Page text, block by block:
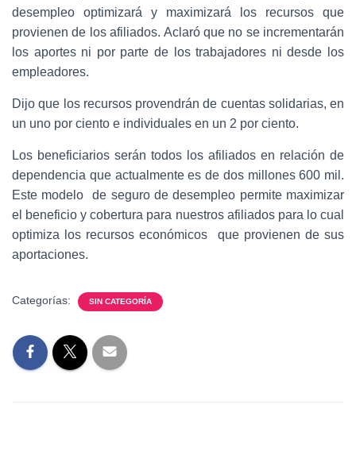
desempleo optimizará y maximizará los recursos que
provienen de los afiliados. Aclaró que no se incrementarán
los aportes ni por parte de los trabajadores ni desde los
empleadores.
Dijo que los recursos provendrán de cuentas solidarias, en
un uno por ciento e individuales en un 2 por ciento.
Los beneficiarios serán todos los afiliados en relación de
dependencia que actualmente es de dos millones 600 mil.
Este modelo de seguro de desempleo permite maximizar
el beneficio y cobertura para nuestros afiliados para lo cual
optimiza los recursos económicos que provienen de sus
aportaciones.
Categorías: SIN CATEGORÍA